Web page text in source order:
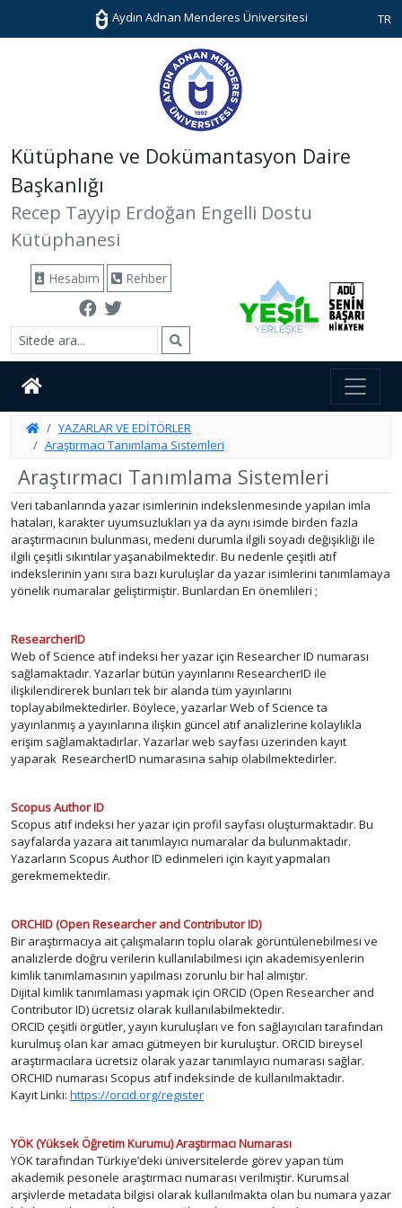
Aydın Adnan Menderes Üniversitesi TR
Kütüphane ve Dokümantasyon Daire
Başkanlığı
Recep Tayyip Erdoğan Engelli Dostu
Kütüphanesi
Hesabım Rehber
YAZARLAR VE EDİTÖRLER
Araştırmacı Tanımlama Sistemleri
Araştırmacı Tanımlama Sistemleri
Veri tabanlarında yazar isimlerinin indekslenmesinde yapılan imla
hataları, karakter uyumsuzlukları ya da aynı isimde birden fazla
araştırmacının bulunması, medeni durumla ilgili soyadı değişikliği ile
ilgili çeşitli sıkıntılar yaşanabilmektedir. Bu nedenle çeşitli atıf
indekslerinin yanı sıra bazı kuruluşlar da yazar isimlerini tanımlamaya
yönelik numaralar geliştirmiştir. Bunlardan En önemlileri ;
ResearcherID
Web of Science atıf indeksi her yazar için Researcher ID numarası
sağlamaktadır. Yazarlar bütün yayınlarını ResearcherID ile
ilişkilendirerek bunları tek bir alanda tüm yayınlarını
toplayabilmektedirler. Böylece, yazarlar Web of Science ta
yayınlanmış a yayınlarına ilişkin güncel atıf analizlerine kolaylıkla
erişim sağlamaktadırlar. Yazarlar web sayfası üzerinden kayıt
yaparak ResearcherID numarasına sahip olabilmektedirler.
Scopus Author ID
Scopus atıf indeksi her yazar için profil sayfası oluşturmaktadır. Bu
sayfalarda yazara ait tanımlayıcı numaralar da bulunmaktadır.
Yazarların Scopus Author ID edinmeleri için kayıt yapmaları
gerekmemektedir.
ORCHID (Open Researcher and Contributor ID)
Bir araştırmacıya ait çalışmaların toplu olarak görüntülenebilmesi ve
analizlerde doğru verilerin kullanılabilmesi için akademisyenlerin
kimlik tanımlamasının yapılması zorunlu bir hal almıştır.
Dijital kimlik tanımlaması yapmak için ORCID (Open Researcher and
Contributor ID) ücretsiz olarak kullanılabilmektedir.
ORCID çeşitli örgütler, yayın kuruluşları ve fon sağlayıcıları tarafından
kurulmuş olan kar amacı gütmeyen bir kuruluştur. ORCID bireysel
araştırmacılara ücretsiz olarak yazar tanımlayıcı numarası sağlar.
ORCHID numarası Scopus atıf indeksinde de kullanılmaktadır.
Kayıt Linki: https://orcid.org/register
YÖK (Yüksek Öğretim Kurumu) Araştırmacı Numarası
YÖK tarafından Türkiye’deki üniversitelerde görev yapan tüm
akademik pesonele araştırmacı numarası verilmiştir. Kurumsal
arşivlerde metadata bilgisi olarak kullanılmakta olan bu numara yazar